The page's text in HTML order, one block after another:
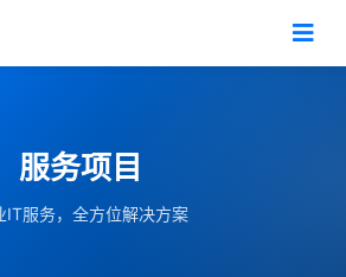
服务项目
IT服务，全方位解决方案